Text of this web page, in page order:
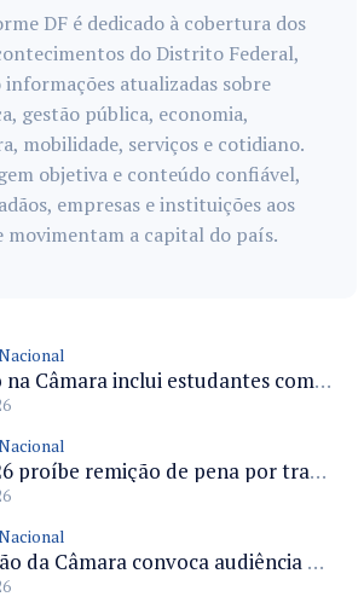
DF é dedicado à cobertura dos
do Distrito Federal,
atualizadas sobre
gestão pública, economia,
mobilidade, serviços e cotidiano.
objetiva e conteúdo confiável,
empresas e instituições aos
movimentam a capital do país.
Projeto na Câmara inclui estudantes com deficiência no regime escolar especial da LDB e estabelece critérios para frequência
PL 82/26 proíbe remição de pena por trabalho em funções militares para condenados por crimes contra o Estado Democrático de Direito
Comissão da Câmara convoca audiência para discutir misoginia nas escolas e universidades após divulgação de listas misóginas